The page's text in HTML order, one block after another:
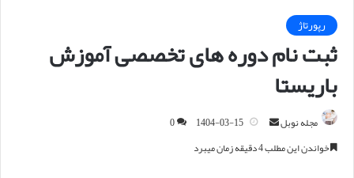
رپورتاژ
ثبت نام دوره های تخصصی آموزش
باریستا
مجله نوبل 1404-03-15
0
خواندن این مطلب 4 دقیقه زمان میبرد